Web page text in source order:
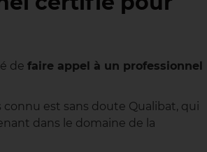
de faire appel à un professionnel
est sans doute Qualibat, qui
dans le domaine de la